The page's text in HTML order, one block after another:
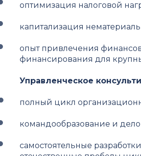
оптимизация налоговой
капитализация
опыт привлечения
финансирования для
Управленческое
полный цикл
командообразование и
самостоятельные